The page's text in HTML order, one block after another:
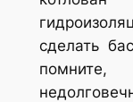
сделать
помните,